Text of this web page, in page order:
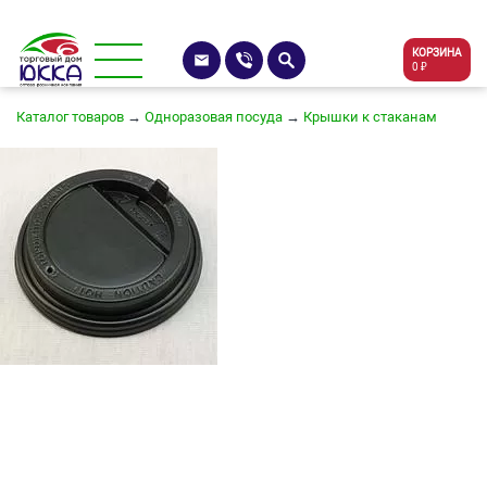
КОРЗИНА
0 ₽
Каталог товаров → Одноразовая посуда → Крышки к стаканам